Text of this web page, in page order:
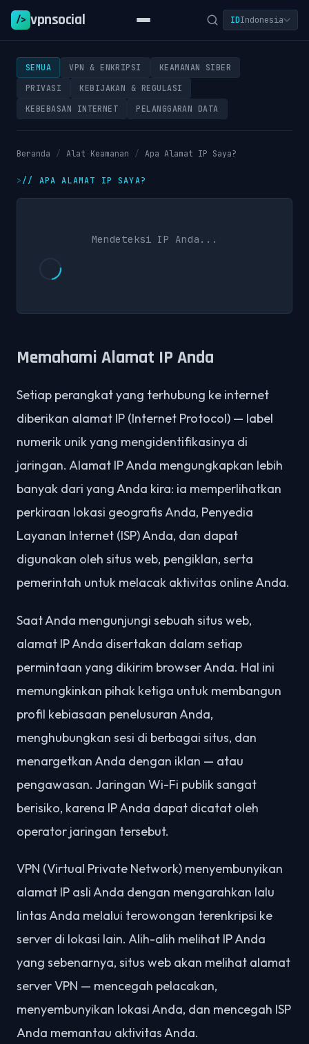
/> vpnsocial IDIndonesia
SEMUA VPN & ENKRIPSI
KEAMANAN SIBER
PRIVASI
KEBIJAKAN & REGULASI
KEBEBASAN INTERNET
PELANGGARAN DATA
Beranda / Alat Keamanan / Apa Alamat IP Saya?
// APA ALAMAT IP SAYA?
Mendeteksi IP Anda...
Memahami Alamat IP Anda
Setiap perangkat yang terhubung ke internet
diberikan alamat IP (Internet Protocol) — label
numerik unik yang mengidentifikasinya di
jaringan. Alamat IP Anda mengungkapkan lebih
banyak dari yang Anda kira: ia memperlihatkan
perkiraan lokasi geografis Anda, Penyedia
Layanan Internet (ISP) Anda, dan dapat
digunakan oleh situs web, pengiklan, serta
pemerintah untuk melacak aktivitas online Anda.
Saat Anda mengunjungi sebuah situs web,
alamat IP Anda disertakan dalam setiap
permintaan yang dikirim browser Anda. Hal ini
memungkinkan pihak ketiga untuk membangun
profil kebiasaan penelusuran Anda,
menghubungkan sesi di berbagai situs, dan
menargetkan Anda dengan iklan — atau
pengawasan. Jaringan Wi-Fi publik sangat
berisiko, karena IP Anda dapat dicatat oleh
operator jaringan tersebut.
VPN (Virtual Private Network) menyembunyikan
alamat IP asli Anda dengan mengarahkan lalu
lintas Anda melalui terowongan terenkripsi ke
server di lokasi lain. Alih-alih melihat IP Anda
yang sebenarnya, situs web akan melihat alamat
server VPN — mencegah pelacakan,
menyembunyikan lokasi Anda, dan mencegah ISP
Anda memantau aktivitas Anda.